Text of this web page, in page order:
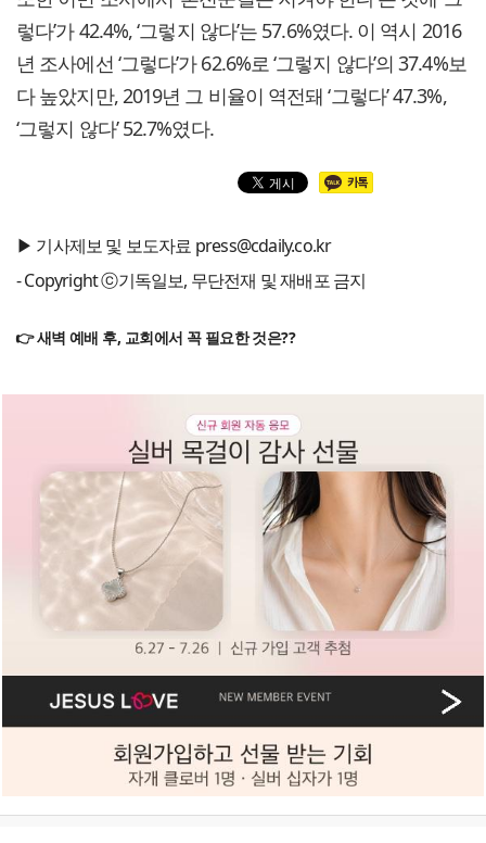
렇다’가 42.4%, ‘그렇지 않다’는 57.6%였다. 이 역시 2016
년 조사에선 ‘그렇다’가 62.6%로 ‘그렇지 않다’의 37.4%보
다 높았지만, 2019년 그 비율이 역전돼 ‘그렇다’ 47.3%,
‘그렇지 않다’ 52.7%였다.
▶ 기사제보 및 보도자료 press@cdaily.co.kr
- Copyright ⓒ기독일보, 무단전재 및 재배포 금지
👉 새벽 예배 후, 교회에서 꼭 필요한 것은??